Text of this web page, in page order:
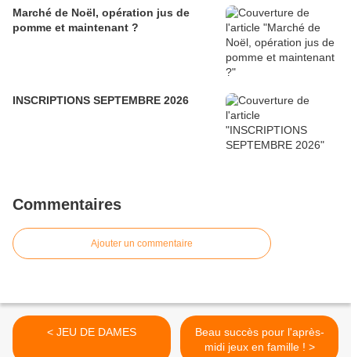
Marché de Noël, opération jus de
pomme et maintenant ?
INSCRIPTIONS SEPTEMBRE 2026
Commentaires
Ajouter un commentaire
< JEU DE DAMES
Beau succès pour l'après-
midi jeux en famille ! >